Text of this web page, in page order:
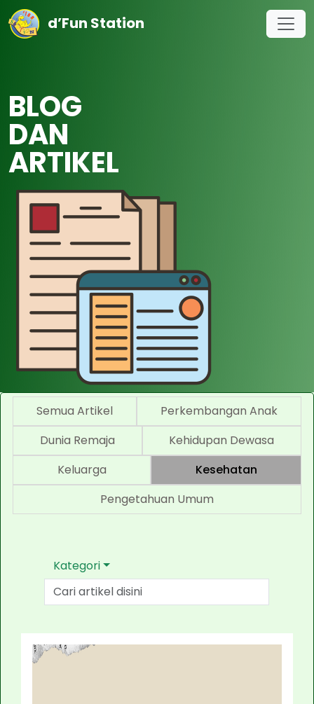
d’Fun Station
BLOG
DAN
ARTIKEL
Semua Artikel
Perkembangan Anak
Dunia Remaja
Kehidupan Dewasa
Keluarga
Kesehatan
Pengetahuan Umum
Kategori